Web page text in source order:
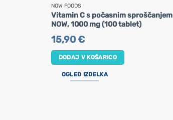
NOW FOODS
Vitamin C s počasnim sproščanjem
NOW, 1000 mg (100 tablet)
15,90€
DODAJ V KOŠARICO
OGLED IZDELKA